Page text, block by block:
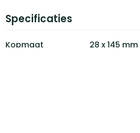
Specificaties
Kopmaat
28 x 145 mm